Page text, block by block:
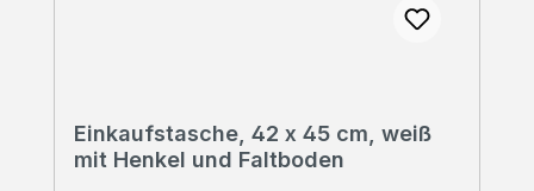
Einkaufstasche, 42 x 45 cm, weiß
mit Henkel und Faltboden